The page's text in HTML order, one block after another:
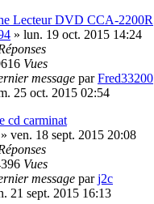
Lecteur DVD CCA-2200R
» lun. 19 oct. 2015 14:24
Vues
message parFred33200
25 oct. 2015 02:54
cd carminat
» ven. 18 sept. 2015 20:08
Vues
message parj2c
21 sept. 2015 16:13